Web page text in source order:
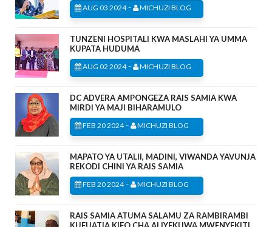
AUG 03 2024- MICHUZI BLOG
TUNZENI HOSPITALI KWA MASLAHI YA UMMA
KUPATA HUDUMA
AUG 02 2024- MICHUZI BLOG
DC ADVERA AMPONGEZA RAIS SAMIA KWA
MIRDI YA MAJI BIHARAMULO
FEB 20 2024- MICHUZI BLOG
MAPATO YA UTALII, MADINI, VIWANDA YAVUNJA
REKODI CHINI YA RAIS SAMIA
FEB 20 2024- MICHUZI BLOG
RAIS SAMIA ATUMA SALAMU ZA RAMBIRAMBI